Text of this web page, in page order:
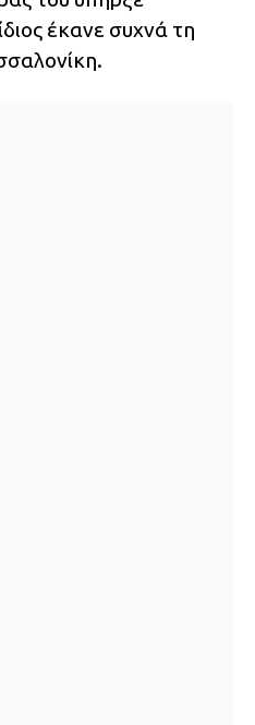
έκανε συχνά τη